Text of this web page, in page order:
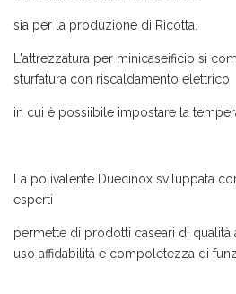
sia per la produzione di Ricotta.
L'attrezzatura per minicaseificio si
sturfatura con riscaldamento elettrico
in cui è possiibile impostare la
La polivalente Duecinox sviluppata
esperti
permette di prodotti caseari di
uso affidabilità e compoletezza di